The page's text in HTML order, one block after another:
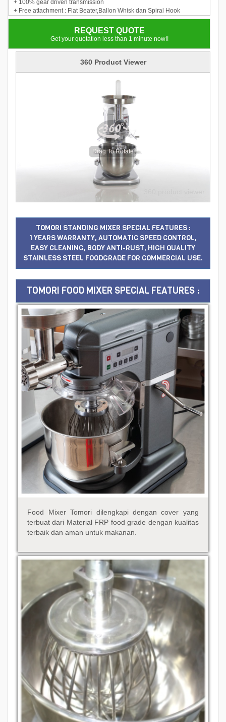
+ 100% gear driven transmission
+ Free attachment : Flat Beater,Ballon Whisk dan Spiral Hook
REQUEST QUOTE
Get your quotation less than 1 minute now!!
360 Product Viewer
Drag To Rotate
TOMORI STANDING MIXER SPECIAL FEATURES :
1 YEARS WARRANTY, AUTOMATIC SPEED CONTROL,
EASY CLEANING, BODY ANTI-RUST, HIGH QUALITY
STAINLESS STEEL FOODGRADE FOR COMMERCIAL USE.
TOMORI FOOD MIXER SPECIAL FEATURES :
Food Mixer Tomori dilengkapi dengan cover yang
terbuat dari Material FRP food grade dengan kualitas
terbaik dan aman untuk makanan.